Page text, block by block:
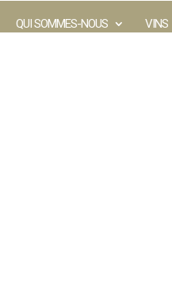
QUI SOMMES-NOUS VINS